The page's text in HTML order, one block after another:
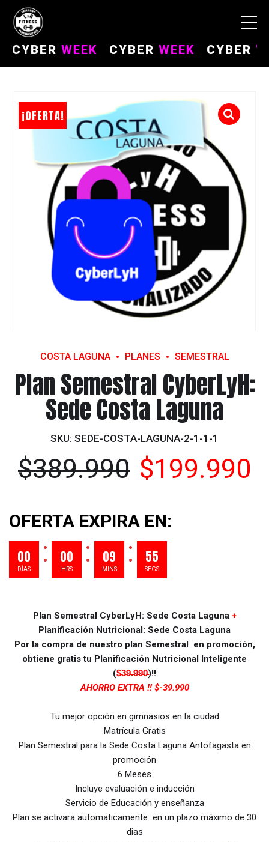
WEEK CYBERWEEK CYBER
CYBERWEEK
¡OFERTA!
COSTA LAGUNA PLANES SEMESTRAL
Plan Semestral CyberLyH:
Sede Costa Laguna
SKU: SEDE-COSTA-LAGUNA-2-1-1-1
$389.990 El
original
era:
$389.990.
$199.990
OFERTA EXPIRA EN:
00
DÍAS
: 00
HRS
: 09
MINS
: 55
SEGS
Plan Semestral CyberLyH: Sede Costa Laguna +
Planificación Nutricional: Sede Costa Laguna
Por la compra de nuestro plan Semestral en promoción,
obtiene gratis tu Planificación Nutricional Inteligente
($̵3̵9̵.̵9̵9̵0̵)!!
AHORRO EXTRA !! $-39.990
Tu mejor opción en gimnasios en la ciudad
Matrícula Gratis
Plan Semestral para la Sede Costa Laguna Antofagasta en
promoción
6 Meses
Incluye evaluación e inducción
Servicio de Educación y enseñanza
Plan se activara automaticamente en un plazo máximo de 30
dias